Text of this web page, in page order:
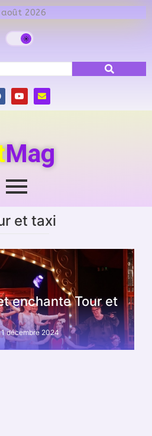
2026
Mag
et taxi
enchante Tour et
décembre 2024